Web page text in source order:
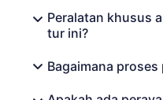
Peralatan khusus
tur ini?
Bagaimana